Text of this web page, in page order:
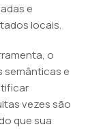
e
locais.
o
semânticas e
vezes são
que sua